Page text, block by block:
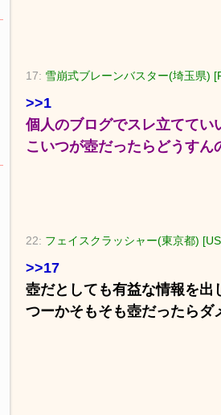
17: 雪崩式ブレーンバスター(埼玉県)
>>1
個人のブログでスレ立ててい
こいつが壺だったらどうすん
22: フェイスクラッシャー(東京都)
>>17
壺だとしても有益な情報を出
つーかそもそも壺だったらダ